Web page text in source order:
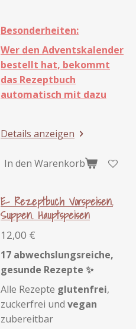
Besonderheiten:
Wer den Adventskalender
bestellt hat, bekommt
das Rezeptbuch
automatisch mit dazu
Details anzeigen
In den Warenkorb
E- Rezeptbuch Vorspeisen.
Suppen. Hauptspeisen
12,00 €
17 abwechslungsreiche,
gesunde Rezepte ✨
Alle Rezepte glutenfrei,
zuckerfrei und vegan
zubereitbar